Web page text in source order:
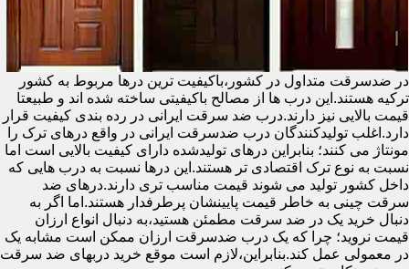
در ضدسرقت متداول در کشور،باکیفیت ترین درها مربوط به کشور
ترکیه هستند.این درب ها از مصالح باکیفیتی ساخته شده اند و طبیعتا
قیمت بالایی نیز دارند.درب ضد سرقت ایرانی در رده بندی کیفیت قرار
دارد.اغلب تولیدکنندگان درب ضدسرقت ایرانی در واقع درهای ترک را
مونتاژ می کنند؛ بنابراین درهای تولیدشده دارای کیفیت بالایی است اما
نسبت به نوع ترک اقتصادی تر هستند.این درها نسبت به درب هایی که
داخل کشور تولید می شوند قیمت مناسب تری دارند.درهای ضد
سرقت چینی به خاطر قیمت پایینشان پرطرفدار هستند.اما اگر به
دنبال خرید یک در ضد سرقت مطمئن هستید،به دنبال انواع ارزان
قیمت نروید؛ چرا که یک درب ضدسرقت ارزان ممکن است مشابه یک
در معمولی عمل کند.بنابراین،لازم است موقع خرید دربهای ضد سرقت